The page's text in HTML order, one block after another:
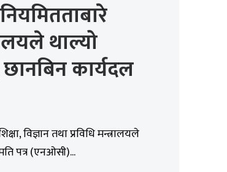
थाल्यो
कार्यदल
विज्ञान तथा प्रविधि मन्त्रालयले
पत्र (एनओसी)...